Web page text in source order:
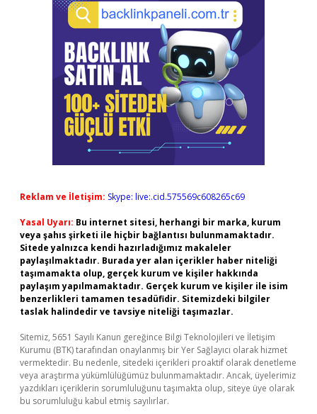
Reklam ve İletişim: Skype: live:.cid.575569c608265c69
Yasal Uyarı: Bu internet sitesi, herhangi bir marka, kurum
veya şahıs şirketi ile hiçbir bağlantısı bulunmamaktadır.
Sitede yalnızca kendi hazırladığımız makaleler
paylaşılmaktadır. Burada yer alan içerikler haber niteliği
taşımamakta olup, gerçek kurum ve kişiler hakkında
paylaşım yapılmamaktadır. Gerçek kurum ve kişiler ile isim
benzerlikleri tamamen tesadüfidir. Sitemizdeki bilgiler
taslak halindedir ve tavsiye niteliği taşımazlar.
Sitemiz, 5651 Sayılı Kanun gereğince Bilgi Teknolojileri ve İletişim
Kurumu (BTK) tarafından onaylanmış bir Yer Sağlayıcı olarak hizmet
vermektedir. Bu nedenle, sitedeki içerikleri proaktif olarak denetleme
veya araştırma yükümlülüğümüz bulunmamaktadır. Ancak, üyelerimiz
yazdıkları içeriklerin sorumluluğunu taşımakta olup, siteye üye olarak
bu sorumluluğu kabul etmiş sayılırlar.